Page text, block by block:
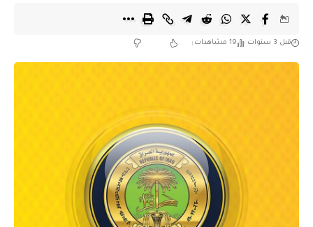
قبل 3 سنوات 19 مشاهدات